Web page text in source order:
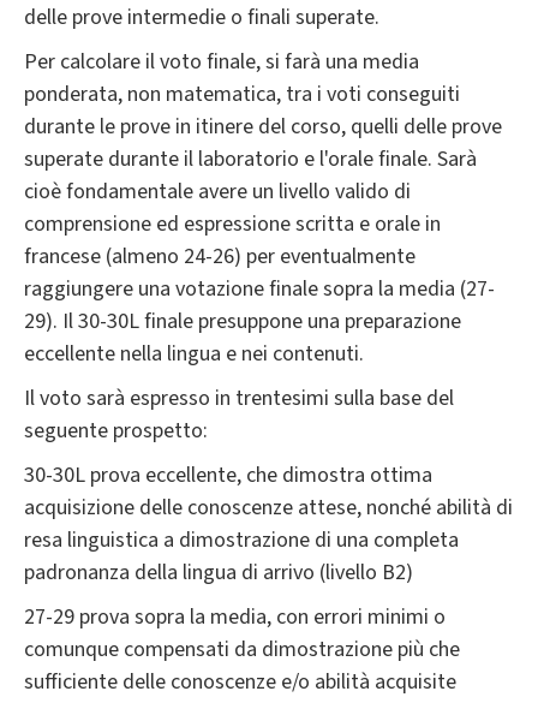
delle prove intermedie o finali superate.
Per calcolare il voto finale, si farà una media
ponderata, non matematica, tra i voti conseguiti
durante le prove in itinere del corso, quelli delle prove
superate durante il laboratorio e l'orale finale. Sarà
cioè fondamentale avere un livello valido di
comprensione ed espressione scritta e orale in
francese (almeno 24-26) per eventualmente
raggiungere una votazione finale sopra la media (27-
29). Il 30-30L finale presuppone una preparazione
eccellente nella lingua e nei contenuti.
Il voto sarà espresso in trentesimi sulla base del
seguente prospetto:
30-30L prova eccellente, che dimostra ottima
acquisizione delle conoscenze attese, nonché abilità di
resa linguistica a dimostrazione di una completa
padronanza della lingua di arrivo (livello B2)
27-29 prova sopra la media, con errori minimi o
comunque compensati da dimostrazione più che
sufficiente delle conoscenze e/o abilità acquisite